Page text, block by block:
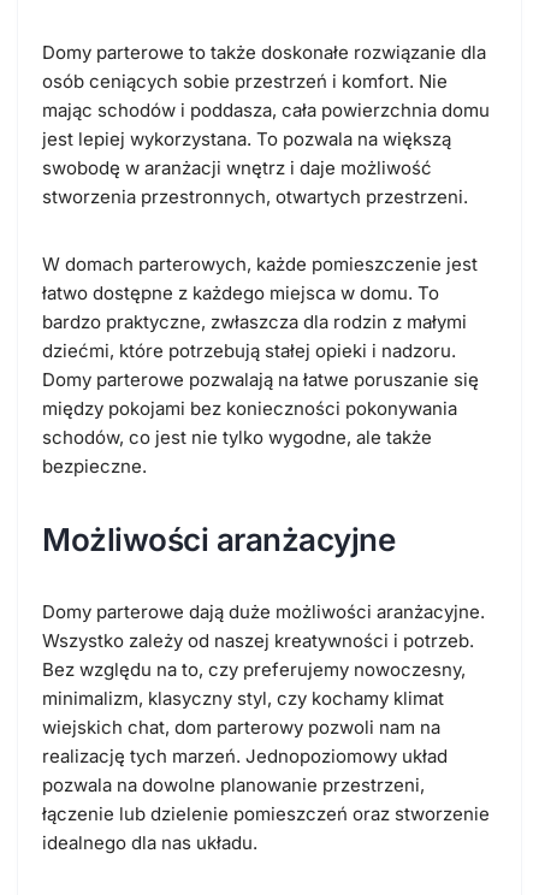
Domy parterowe to także doskonałe rozwiązanie dla
osób ceniących sobie przestrzeń i komfort. Nie
mając schodów i poddasza, cała powierzchnia domu
jest lepiej wykorzystana. To pozwala na większą
swobodę w aranżacji wnętrz i daje możliwość
stworzenia przestronnych, otwartych przestrzeni.
W domach parterowych, każde pomieszczenie jest
łatwo dostępne z każdego miejsca w domu. To
bardzo praktyczne, zwłaszcza dla rodzin z małymi
dziećmi, które potrzebują stałej opieki i nadzoru.
Domy parterowe pozwalają na łatwe poruszanie się
między pokojami bez konieczności pokonywania
schodów, co jest nie tylko wygodne, ale także
bezpieczne.
Możliwości aranżacyjne
Domy parterowe dają duże możliwości aranżacyjne.
Wszystko zależy od naszej kreatywności i potrzeb.
Bez względu na to, czy preferujemy nowoczesny,
minimalizm, klasyczny styl, czy kochamy klimat
wiejskich chat, dom parterowy pozwoli nam na
realizację tych marzeń. Jednopoziomowy układ
pozwala na dowolne planowanie przestrzeni,
łączenie lub dzielenie pomieszczeń oraz stworzenie
idealnego dla nas układu.